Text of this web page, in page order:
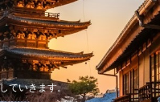
ていきます。